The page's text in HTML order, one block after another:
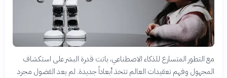
مع التطور المتسارع للذكاء الاصطناعي، باتت قدرة البشر على استكشاف
المجهول وفهم تعقيدات العالم تتخذ أبعاداً جديدة. لم يعد الفضول مجرد